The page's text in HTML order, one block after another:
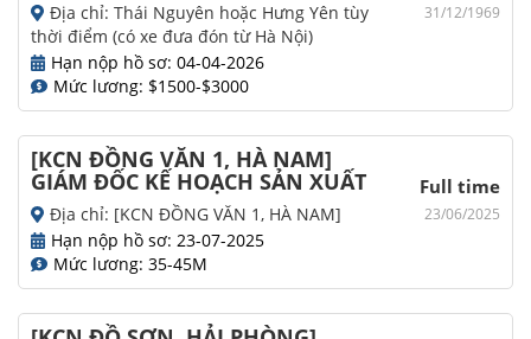
Địa chỉ: Thái Nguyên hoặc Hưng Yên tùy
thời điểm (có xe đưa đón từ Hà Nội)
Hạn nộp hồ sơ: 04-04-2026
Mức lương: $1500-$3000
31/12/1969
[KCN ĐỒNG VĂN 1, HÀ NAM]
GIÁM ĐỐC KẾ HOẠCH SẢN XUẤT
Địa chỉ: [KCN ĐỒNG VĂN 1, HÀ NAM]
Hạn nộp hồ sơ: 23-07-2025
Mức lương: 35-45M
Full time
23/06/2025